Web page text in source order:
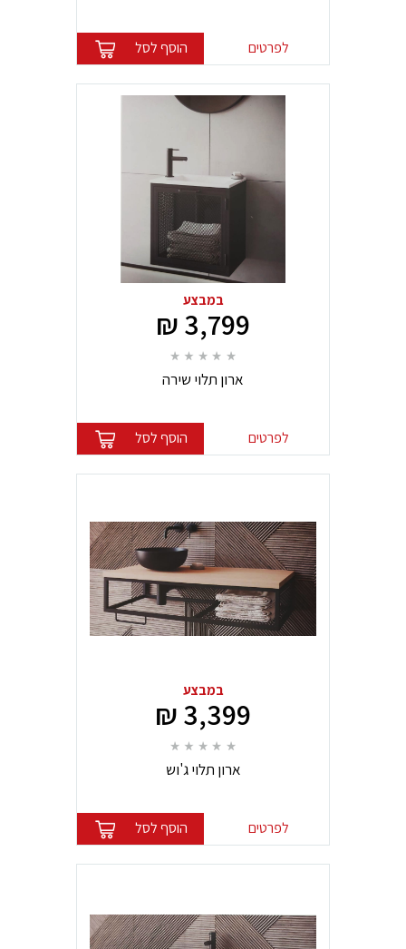
לפרטים הוסף לסל
במבצע
3,799 ₪
ארון תלוי שירה
לפרטים הוסף לסל
במבצע
3,399 ₪
ארון תלוי ג'וש
לפרטים הוסף לסל